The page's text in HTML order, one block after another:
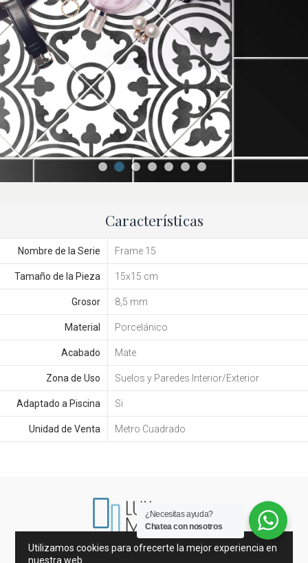
Características
Nombre de la Serie Frame 15
Tamaño de la Pieza 15x15 cm
Grosor 8,5 mm
Material Porcelánico
Acabado Mate
Zona de Uso Suelos y Paredes Interior/Exterior
Adaptado a Piscina Si
Unidad de Venta Metro Cuadrado
Mármoles de España e Italia
Utilizamos cookies para ofrecerte la mejor experiencia en
nuestra web.
¿Necesitas ayuda?
Chatea con nosotros